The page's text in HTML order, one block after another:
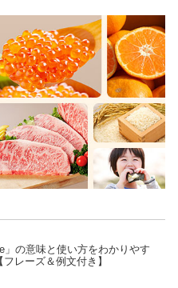
」の意味と使い方をわかりやす
フレーズ＆例文付き】